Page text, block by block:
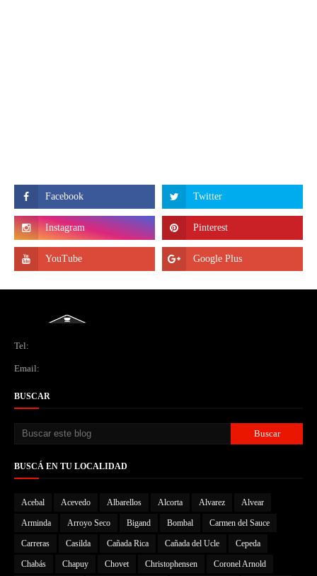
Tel:
Email:
BUSCAR
BUSCÁ EN TU LOCALIDAD
Acebal Acevedo Albarellos Alcorta Alvarez Alvear
Arminda Arroyo Seco Bigand Bombal Carmen del Sauce
Carreras Casilda Cañada Rica Cañada del Ucle Cepeda
Chabás Chapuy Chovet Christophensen Coronel Arnold